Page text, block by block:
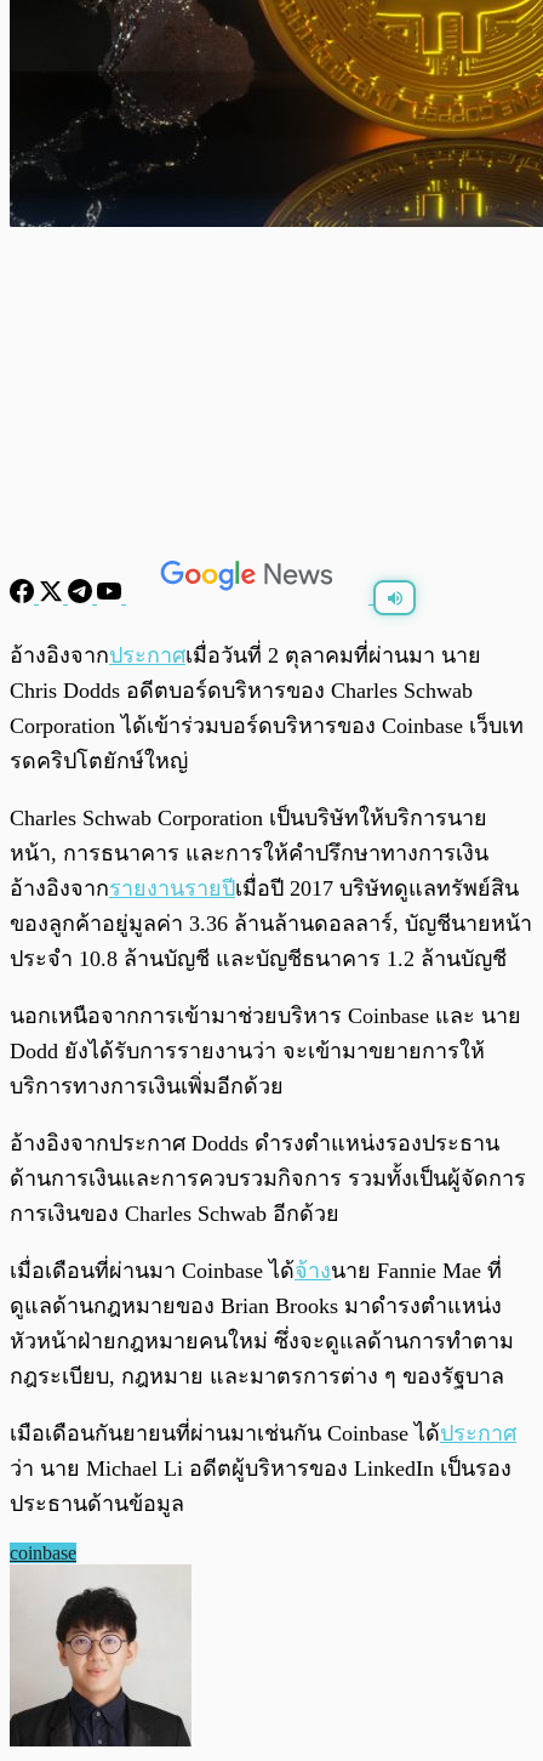
พร้อมเล่น
อ้างอิงจากประกาศเมื่อวันที่ 2 ตุลาคมที่ผ่านมา นาย
Chris Dodds อดีตบอร์ดบริหารของ Charles Schwab
Corporation ได้เข้าร่วมบอร์ดบริหารของ Coinbase เว็บเท
รดคริปโตยักษ์ใหญ่
Charles Schwab Corporation เป็นบริษัทให้บริการนาย
หน้า, การธนาคาร และการให้คำปรึกษาทางการเงิน
อ้างอิงจากรายงานรายปีเมื่อปี 2017 บริษัทดูแลทรัพย์สิน
ของลูกค้าอยู่มูลค่า 3.36 ล้านล้านดอลลาร์, บัญชีนายหน้า
ประจำ 10.8 ล้านบัญชี และบัญชีธนาคาร 1.2 ล้านบัญชี
นอกเหนือจากการเข้ามาช่วยบริหาร Coinbase และ นาย
Dodd ยังได้รับการรายงานว่า จะเข้ามาขยายการให้
บริการทางการเงินเพิ่มอีกด้วย
อ้างอิงจากประกาศ Dodds ดำรงตำแหน่งรองประธาน
ด้านการเงินและการควบรวมกิจการ รวมทั้งเป็นผู้จัดการ
การเงินของ Charles Schwab อีกด้วย
เมื่อเดือนที่ผ่านมา Coinbase ได้จ้างนาย Fannie Mae ที่
ดูแลด้านกฎหมายของ Brian Brooks มาดำรงตำแหน่ง
หัวหน้าฝ่ายกฎหมายคนใหม่ ซึ่งจะดูแลด้านการทำตาม
กฎระเบียบ, กฎหมาย และมาตรการต่าง ๆ ของรัฐบาล
เมือเดือนกันยายนที่ผ่านมาเช่นกัน Coinbase ได้ประกาศ
ว่า นาย Michael Li อดีตผู้บริหารของ LinkedIn เป็นรอง
ประธานด้านข้อมูล
coinbase